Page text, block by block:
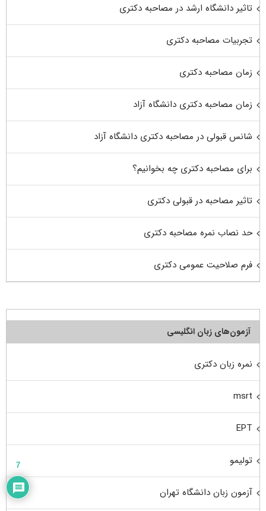
تاثیر دانشگاه ارشد در مصاحبه دکتری
تجربیات مصاحبه دکتری
زمان مصاحبه دکتری
زمان مصاحبه دکتری دانشگاه آزاد
شانس قبولی در مصاحبه دکتری دانشگاه آزاد
برای مصاحبه دکتری چه بخوانیم؟
تاثیر مصاحبه در قبولی دکتری
حد نصاب نمره مصاحبه دکتری
فرم صلاحیت عمومی دکتری
آزمون‌های زبان انگلیسی
نمره زبان دکتری
msrt
EPT
تولیمو
آزمون زبان دانشگاه تهران
7